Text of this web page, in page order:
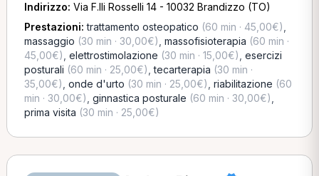
Indirizzo: Via F.lli Rosselli 14 - 10032 Brandizzo (TO)
Prestazioni:trattamento osteopatico (60 min · 45,00€)
massaggio (30 min · 30,00€) massofisioterapia (60 min ·
45,00€) elettrostimolazione (30 min · 15,00€) esercizi
posturali (60 min · 25,00€) ,tecarterapia (30 min ·
35,00€) onde d'urto (30 min · 25,00€) riabilitazione (60
min · 30,00€) ginnastica posturale (60 min · 30,00€)
prima visita (30 min · 25,00€)